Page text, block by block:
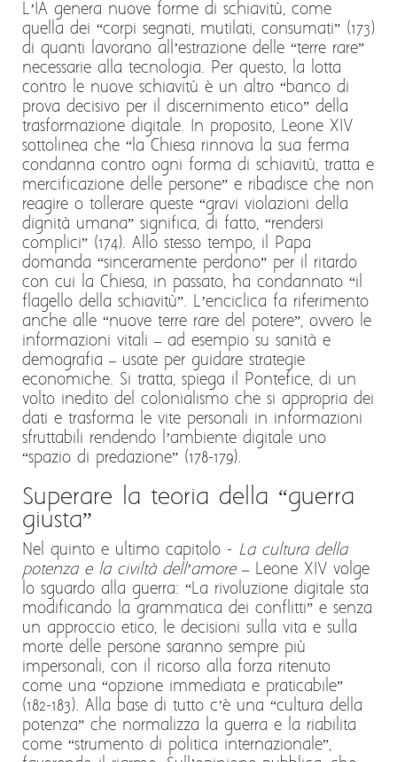
L’IA genera nuove forme di schiavitù, come
quella dei “corpi segnati, mutilati, consumati” (173)
di quanti lavorano all’estrazione delle “terre rare”
necessarie alla tecnologia. Per questo, la lotta
contro le nuove schiavitù è un altro “banco di
prova decisivo per il discernimento etico” della
trasformazione digitale. In proposito, Leone XIV
sottolinea che “la Chiesa rinnova la sua ferma
condanna contro ogni forma di schiavitù, tratta e
mercificazione delle persone” e ribadisce che non
reagire o tollerare queste “gravi violazioni della
dignità umana” significa, di fatto, “rendersi
complici” (174). Allo stesso tempo, il Papa
domanda “sinceramente perdono” per il ritardo
con cui la Chiesa, in passato, ha condannato “il
flagello della schiavitù”. L’enciclica fa riferimento
anche alle “nuove terre rare del potere”, ovvero le
informazioni vitali – ad esempio su sanità e
demografia – usate per guidare strategie
economiche. Si tratta, spiega il Pontefice, di un
volto inedito del colonialismo che si appropria dei
dati e trasforma le vite personali in informazioni
sfruttabili rendendo l’ambiente digitale uno
“spazio di predazione” (178-179).
Superare la teoria della “guerra
giusta”
Nel quinto e ultimo capitolo - La cultura della
potenza e la civiltà dell’amore– Leone XIV volge
lo sguardo alla guerra: “La rivoluzione digitale sta
modificando la grammatica dei conflitti” e senza
un approccio etico, le decisioni sulla vita e sulla
morte delle persone saranno sempre più
impersonali, con il ricorso alla forza ritenuto
come una “opzione immediata e praticabile”
(182-183). Alla base di tutto c’è una “cultura della
potenza” che normalizza la guerra e la riabilita
come “strumento di politica internazionale”,